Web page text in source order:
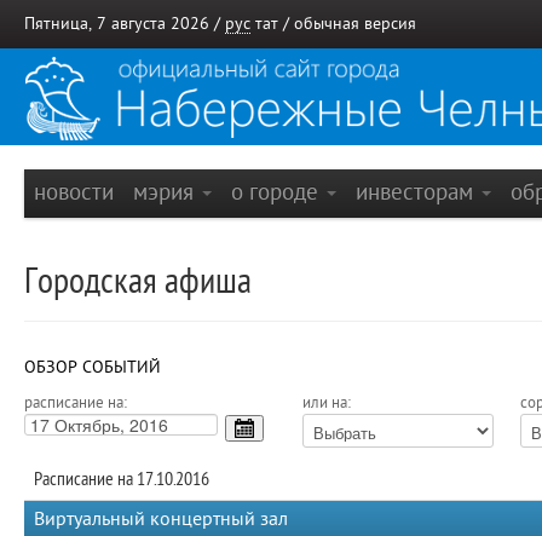
Пятница, 7 августа 2026 / рус тат / обычная версия
новости мэрия о городе инвесторам
Городская афиша
ОБЗОР СОБЫТИЙ
расписание на: или на:
Расписание на 17.10.2016
Виртуальный концертный зал